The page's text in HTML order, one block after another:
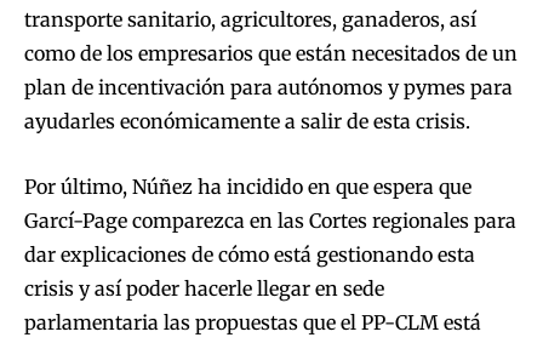
transporte sanitario, agricultores, ganaderos, así
como de los empresarios que están necesitados de un
plan de incentivación para autónomos y pymes para
ayudarles económicamente a salir de esta crisis.
Por último, Núñez ha incidido en que espera que
Garcí-Page comparezca en las Cortes regionales para
dar explicaciones de cómo está gestionando esta
crisis y así poder hacerle llegar en sede
parlamentaria las propuestas que el PP-CLM está